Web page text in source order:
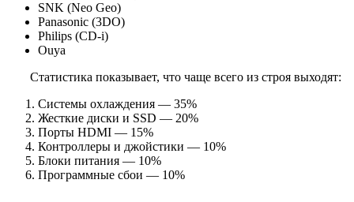
SNK (Neo Geo)
Panasonic (3DO)
Philips (CD-i)
Ouya
Статистика показывает, что чаще всего из строя выходят:
Системы охлаждения — 35%
Жесткие диски и SSD — 20%
Порты HDMI — 15%
Контроллеры и джойстики — 10%
Блоки питания — 10%
Программные сбои — 10%